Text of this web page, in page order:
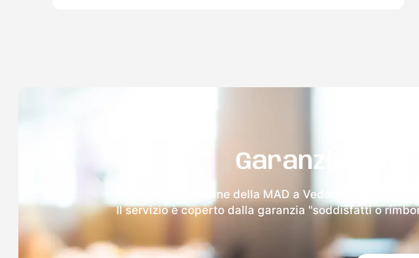
Garanzia 100%
Dopo l'invio online della MAD a Vedano Al Lambro
Il servizio è coperto dalla garanzia "soddisfatti o